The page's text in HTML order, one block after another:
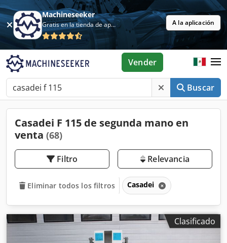
Machineseeker
Gratis en la tienda de aplicaciones A la aplicación
Buscar
Vender
Casadei F 115 de segunda mano en
venta (68)
Filtro Relevancia
Eliminar todos los filtros Casadei
Clasificado